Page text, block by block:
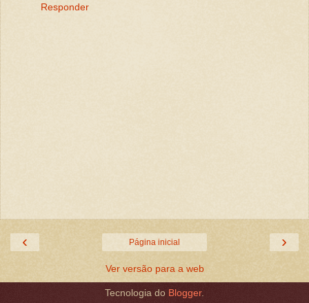
Responder
‹ ›
Página inicial
Ver versão para a web
Tecnologia do Blogger.